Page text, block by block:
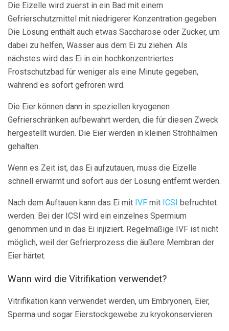
Die Eizelle wird zuerst in ein Bad mit einem
Gefrierschutzmittel mit niedrigerer Konzentration gegeben.
Die Lösung enthält auch etwas Saccharose oder Zucker, um
dabei zu helfen, Wasser aus dem Ei zu ziehen. Als
nächstes wird das Ei in ein hochkonzentriertes
Frostschutzbad für weniger als eine Minute gegeben,
während es sofort gefroren wird.
Die Eier können dann in speziellen kryogenen
Gefrierschränken aufbewahrt werden, die für diesen Zweck
hergestellt wurden. Die Eier werden in kleinen Strohhalmen
gehalten.
Wenn es Zeit ist, das Ei aufzutauen, muss die Eizelle
schnell erwärmt und sofort aus der Lösung entfernt werden.
Nach dem Auftauen kann das Ei mit IVF mit ICSI befruchtet
werden. Bei der ICSI wird ein einzelnes Spermium
genommen und in das Ei injiziert. Regelmäßige IVF ist nicht
möglich, weil der Gefrierprozess die äußere Membran der
Eier härtet.
Wann wird die Vitrifikation verwendet?
Vitrifikation kann verwendet werden, um Embryonen, Eier,
Sperma und sogar Eierstockgewebe zu kryokonservieren.